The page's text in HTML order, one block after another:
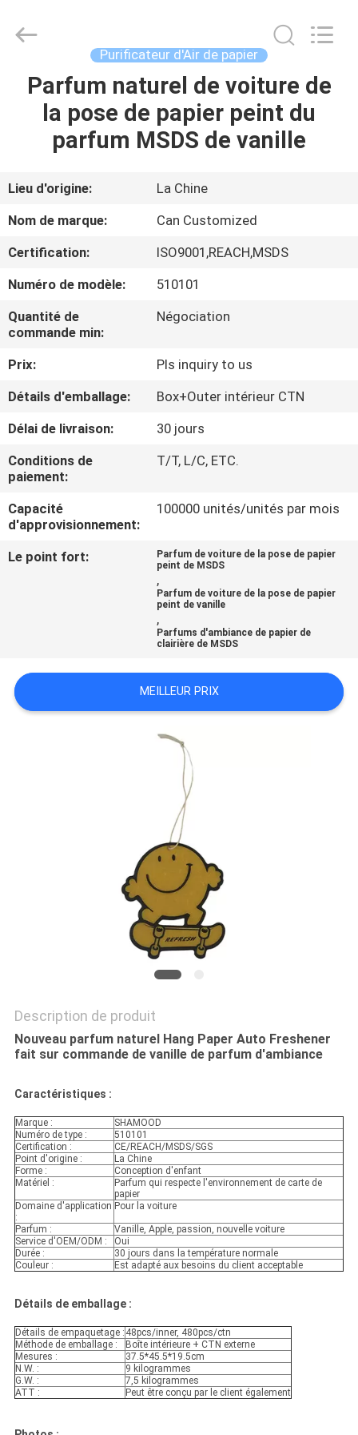
MAISON
PRODUITS
AU
SUJET
DE
VISITE
CONTRÔLE
DE
QUALITÉ
CONTACTEZ-
NOUS
CITATION
Products
Reserved.
Purificateur d'Air de papier
Parfum naturel de voiture de
la pose de papier peint du
parfum MSDS de vanille
Lieu d'origine:
La Chine
Nom de marque:
Can Customized
Certification:
ISO9001,REACH,MSDS
Numéro de modèle:
510101
Quantité de
commande min:
Négociation
Prix:
Pls inquiry to us
Détails d'emballage:
Box+Outer intérieur CTN
Délai de livraison:
30 jours
Conditions de
paiement:
T/T, L/C, ETC.
Capacité
d'approvisionnement:
100000 unités/unités par mois
Le point fort:
Parfum de voiture de la pose de papier
peint de MSDS
,
Parfum de voiture de la pose de papier
peint de vanille
,
Parfums d'ambiance de papier de
clairière de MSDS
MEILLEUR PRIX
Description de produit
Nouveau parfum naturel Hang Paper Auto Freshener
fait sur commande de vanille de parfum d'ambiance
Caractéristiques :
Marque :
SHAMOOD
Numéro de type :
510101
Certification :
CE/REACH/MSDS/SGS
Point d'origine :
La Chine
Forme :
Conception d'enfant
Matériel :
Parfum qui respecte l'environnement de carte de
papier
Domaine d'application
:
Pour la voiture
Parfum :
Vanille, Apple, passion, nouvelle voiture
Service d'OEM/ODM :
Oui
Durée :
30 jours dans la température normale
Couleur :
Est adapté aux besoins du client acceptable
Détails de emballage :
Détails de empaquetage : 48pcs/inner, 480pcs/ctn
Méthode de emballage :
Boîte intérieure + CTN externe
Mesures :
37.5*45.5*19.5cm
N.W. :
9 kilogrammes
G.W. :
7,5 kilogrammes
ATT :
Peut être conçu par le client également